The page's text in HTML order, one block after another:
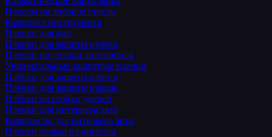
Полосы на лобовое стекло
Комплект инструмента
Пленки для фар
Пленки для защиты кузова
Пленки под ручки автомобиля
Универсальные защитные пленки
Плёнки для защиты капота
Плёнки для защиты крыши
Плёнки на стойки дверей
Пленки для интерьера авто
Комплекты для интерьера авто
Пленки только на дисплеи